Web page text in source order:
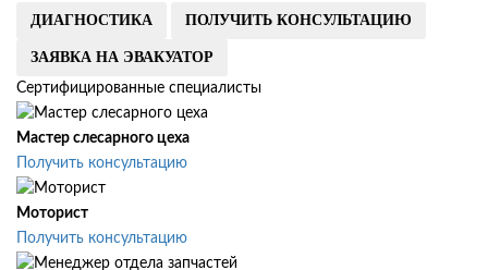
ДИАГНОСТИКА ПОЛУЧИТЬ КОНСУЛЬТАЦИЮ
ЗАЯВКА НА ЭВАКУАТОР
Сертифицированные специалисты
Мастер слесарного цеха
Получить консультацию
Моторист
Получить консультацию